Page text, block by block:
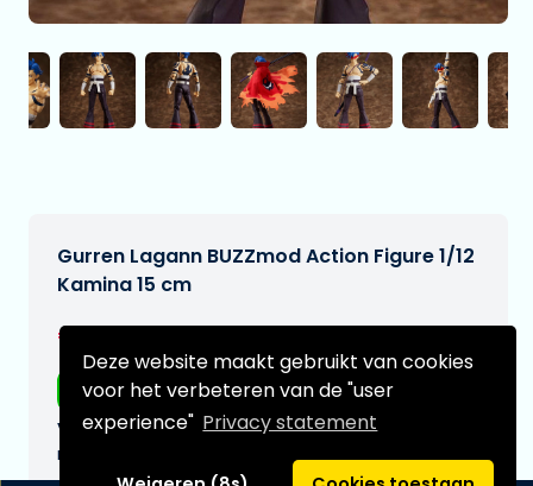
Deze website maakt gebruikt van cookies
voor het verbeteren van de "user
experience" Privacy statement
Gurren Lagann BUZZmod Action Figure 1/12
Kamina 15 cm
€148,99
Gratis verzending
Verwachtte leverdatum:
n.v.t.